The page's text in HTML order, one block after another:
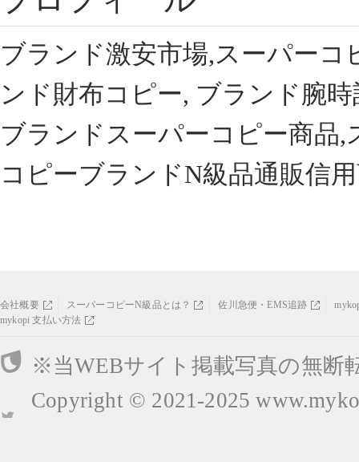
ブランド激安市場,スーパー
ンド財布コピー, ブランド腕
ブランドスーパーコピー商品
コピーブランドN級品通販信
会社概要 スーパーコピーN級品とは？ 佐川急便・EMS追跡
mykopi 支払い方法
※当WEBサイト掲載写真の無断
Copyright © 2021-2025